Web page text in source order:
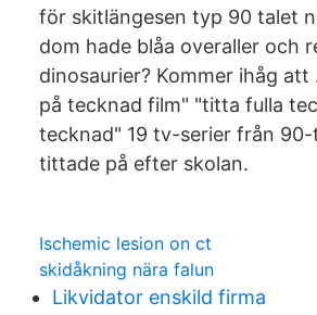
för skitlängesen typ 90 talet
dom hade blåa overaller och
dinosaurier? Kommer ihåg
på tecknad film" "titta fulla
tecknad" 19 tv-serier från
tittade på efter skolan.
Ischemic lesion on ct
skidåkning nära falun
Likvidator enskild firma